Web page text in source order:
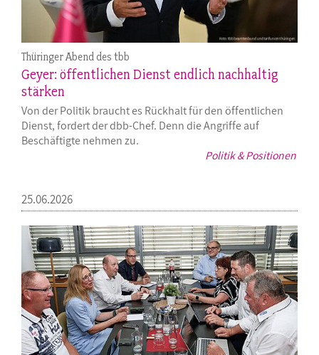
Politik & Positionen
Thüringer Abend des tbb
Geyer: öffentlichen Dienst endlich nachhaltig
stärken
Von der Politik braucht es Rückhalt für den öffentlichen
Dienst, fordert der dbb-Chef. Denn die Angriffe auf
Beschäftigte nehmen zu.
25.06.2026